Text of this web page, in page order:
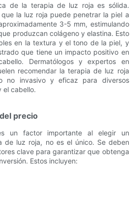
de la terapia de luz roja es sólida.
la luz roja puede penetrar la piel a
3-5 mm, estimulando
produzcan colágeno y elastina. Esto
en la textura y el tono de la piel, y
que tiene un impacto positivo en
Dermatólogos y expertos en
recomendar la terapia de luz roja
no invasivo y eficaz para diversos
el cabello.
precio
un factor importante al elegir un
de luz roja, no es el único. Se deben
clave para garantizar que obtenga
Estos incluyen: